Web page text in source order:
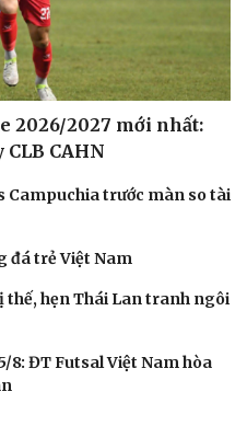
2026/2027 mới nhất:
CAHN
Campuchia trước màn so tài
đá trẻ Việt Nam
hẹn Thái Lan tranh ngôi
8: ĐT Futsal Việt Nam hòa